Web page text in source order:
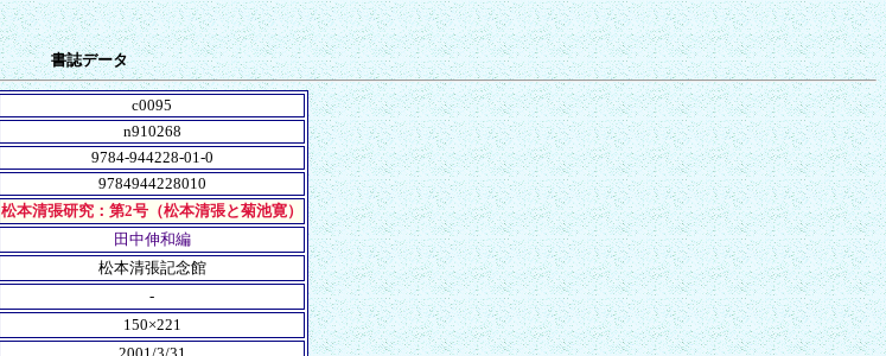
書誌データ
c0095
n910268
9784-944228-01-0
9784944228010
松本清張研究：第2号（松本清張と菊池寛）
田中伸和編
松本清張記念館
-
150×221